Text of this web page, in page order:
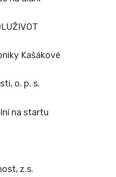
Kašákové
o. p. s.
na startu
z.s.